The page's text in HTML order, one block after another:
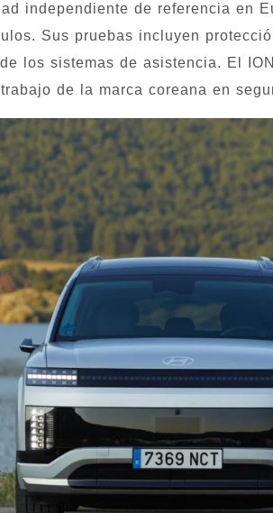
independiente de referencia en
Sus pruebas incluyen
los sistemas de asistencia. El
de la marca coreana en